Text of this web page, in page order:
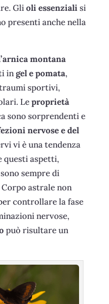
Glioli essenzialisi
presenti anche nella
montana
ingel e pomata,
sportivi,
Leproprietà
sono sorprendenti e
nervose e del
vi è una tendenza
questi aspetti,
sempre di
astrale non
controllare la fase
nervose,
può risultare un